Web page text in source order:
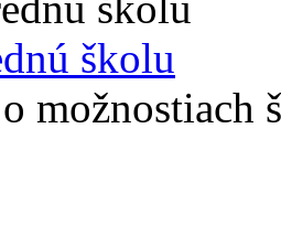
školu
možnostiach